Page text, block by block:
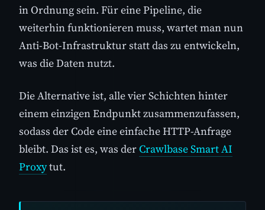
in Ordnung sein. Für eine Pipeline, die
weiterhin funktionieren muss, wartet man nun
Anti-Bot-Infrastruktur statt das zu entwickeln,
was die Daten nutzt.
Die Alternative ist, alle vier Schichten hinter
einem einzigen Endpunkt zusammenzufassen,
sodass der Code eine einfache HTTP-Anfrage
bleibt. Das ist es, was derCrawlbase Smart AI
Proxytut.